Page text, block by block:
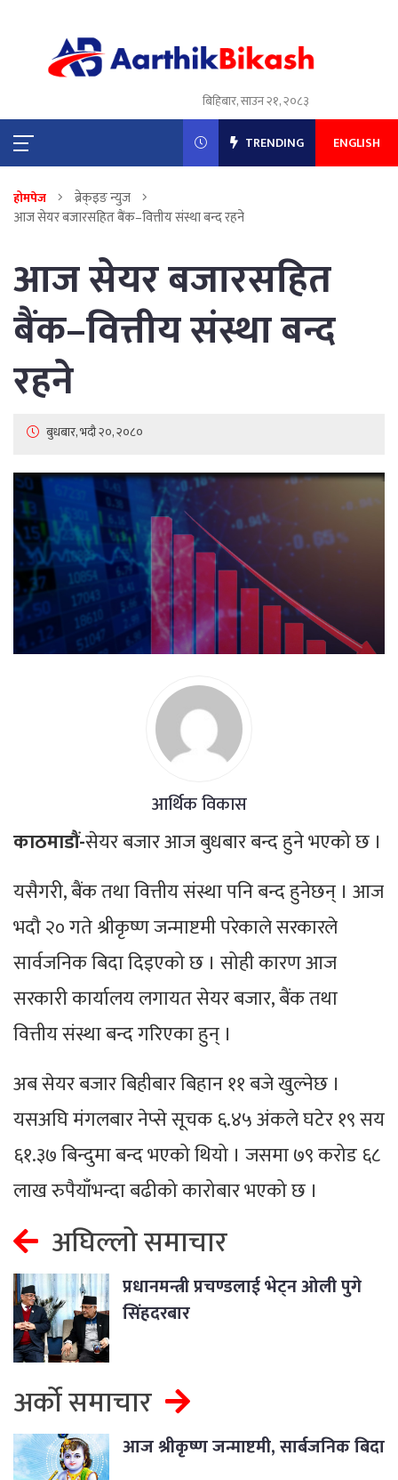
बिहिबार, साउन २१, २०८३
TRENDING ENGLISH
होमपेज
ब्रेक्इङ न्युज
आज सेयर बजारसहित बैंक–वित्तीय संस्था बन्द रहने
आज सेयर बजारसहित
बैंक–वित्तीय संस्था बन्द
रहने
बुधबार, भदौ २०, २०८०
आर्थिक विकास
काठमाडौं-सेयर बजार आज बुधबार बन्द हुने भएको छ ।
यसैगरी, बैंक तथा वित्तीय संस्था पनि बन्द हुनेछन् । आज
भदौ २० गते श्रीकृष्ण जन्माष्टमी परेकाले सरकारले
सार्वजनिक बिदा दिइएको छ । सोही कारण आज
सरकारी कार्यालय लगायत सेयर बजार, बैंक तथा
वित्तीय संस्था बन्द गरिएका हुन् ।
अब सेयर बजार बिहीबार बिहान ११ बजे खुल्नेछ ।
यसअघि मंगलबार नेप्से सूचक ६.४५ अंकले घटेर १९ सय
६१.३७ बिन्दुमा बन्द भएको थियो । जसमा ७९ करोड ६८
लाख रुपैयाँभन्दा बढीको कारोबार भएको छ ।
अघिल्लो समाचार
प्रधानमन्त्री प्रचण्डलाई भेट्न ओली पुगे
सिंहदरबार
अर्को समाचार
आज श्रीकृष्ण जन्माष्टमी, सार्बजनिक बिदा